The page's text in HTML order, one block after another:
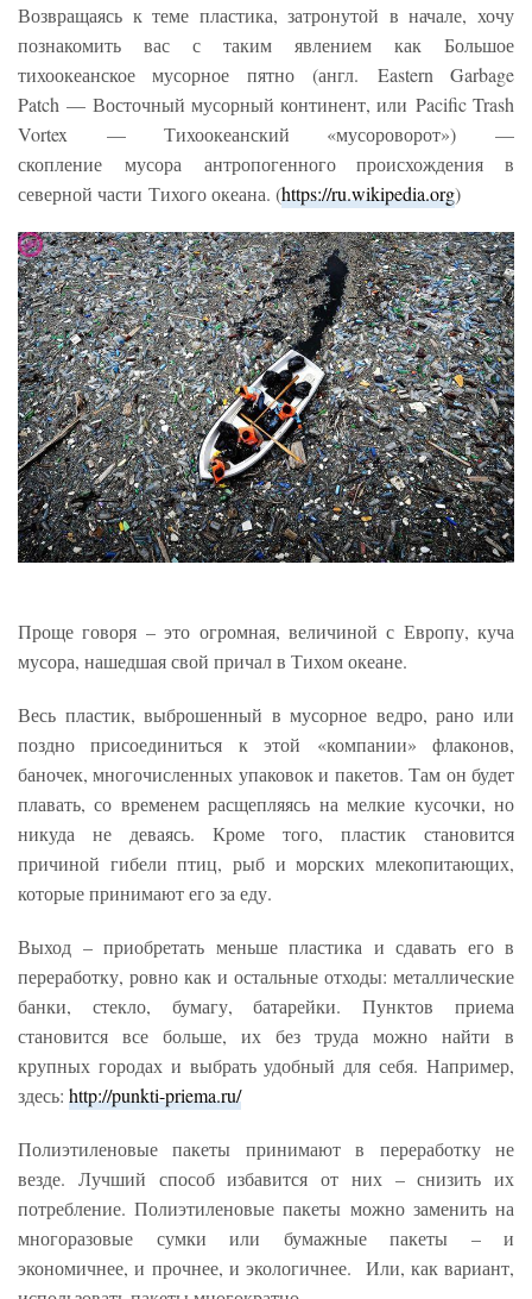
Возвращаясь к теме пластика, затронутой в начале, хочу
познакомить вас с таким явлением как Большое
тихоокеанское мусорное пятно (англ. Eastern Garbage
Patch — Восточный мусорный континент, или Pacific Trash
Vortex — Тихоокеанский «мусороворот») —
скопление мусора антропогенного происхождения в
северной части Тихого океана. (https://ru.wikipedia.org)
Проще говоря – это огромная, величиной с Европу, куча
мусора, нашедшая свой причал в Тихом океане.
Весь пластик, выброшенный в мусорное ведро, рано или
поздно присоединиться к этой «компании» флаконов,
баночек, многочисленных упаковок и пакетов. Там он будет
плавать, со временем расщепляясь на мелкие кусочки, но
никуда не деваясь. Кроме того, пластик становится
причиной гибели птиц, рыб и морских млекопитающих,
которые принимают его за еду.
Выход – приобретать меньше пластика и сдавать его в
переработку, ровно как и остальные отходы: металлические
банки, стекло, бумагу, батарейки. Пунктов приема
становится все больше, их без труда можно найти в
крупных городах и выбрать удобный для себя. Например,
здесь: http://punkti-priema.ru/
Полиэтиленовые пакеты принимают в переработку не
везде. Лучший способ избавится от них – снизить их
потребление. Полиэтиленовые пакеты можно заменить на
многоразовые сумки или бумажные пакеты – и
экономичнее, и прочнее, и экологичнее. Или, как вариант,